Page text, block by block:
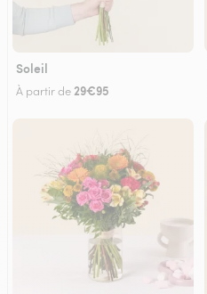
Soleil
À partir de 29€95